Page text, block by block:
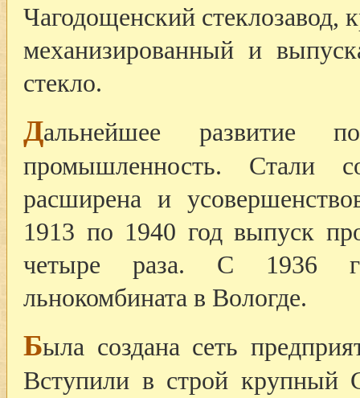
Чагодощенский стеклозавод,
механизированный и
стекло.
Дальнейшее развитие
промышленность. Стали
расширена и
1913 по 1940 год выпуск
четыре раза. С 1936
льнокомбината в Вологде.
Была создана сеть
Вступили в строй крупный